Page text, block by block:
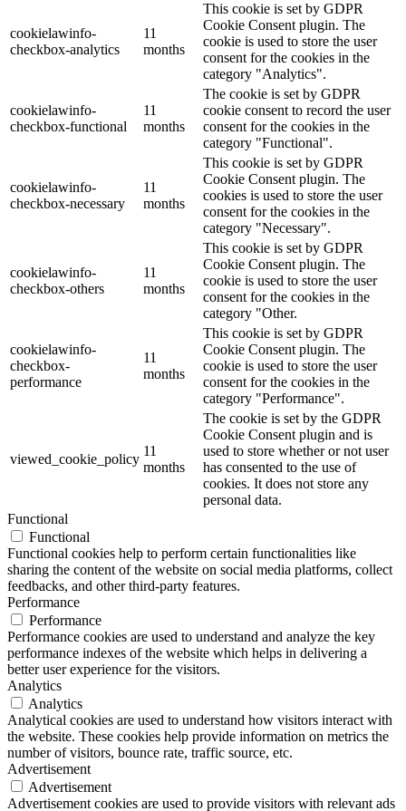
cookielawinfo-
checkbox-analytics
11
months
This cookie is set by GDPR
Cookie Consent plugin. The
cookie is used to store the user
consent for the cookies in the
category "Analytics".
cookielawinfo-
checkbox-functional
11
months
The cookie is set by GDPR
cookie consent to record the user
consent for the cookies in the
category "Functional".
cookielawinfo-
checkbox-necessary
11
months
This cookie is set by GDPR
Cookie Consent plugin. The
cookies is used to store the user
consent for the cookies in the
category "Necessary".
cookielawinfo-
checkbox-others
11
months
This cookie is set by GDPR
Cookie Consent plugin. The
cookie is used to store the user
consent for the cookies in the
category "Other.
cookielawinfo-
checkbox-
performance
11
months
This cookie is set by GDPR
Cookie Consent plugin. The
cookie is used to store the user
consent for the cookies in the
category "Performance".
viewed_cookie_policy
11
months
The cookie is set by the GDPR
Cookie Consent plugin and is
used to store whether or not user
has consented to the use of
cookies. It does not store any
personal data.
Functional
Functional
Functional cookies help to perform certain functionalities like
sharing the content of the website on social media platforms, collect
feedbacks, and other third-party features.
Performance
Performance
Performance cookies are used to understand and analyze the key
performance indexes of the website which helps in delivering a
better user experience for the visitors.
Analytics
Analytics
Analytical cookies are used to understand how visitors interact with
the website. These cookies help provide information on metrics the
number of visitors, bounce rate, traffic source, etc.
Advertisement
Advertisement
Advertisement cookies are used to provide visitors with relevant ads